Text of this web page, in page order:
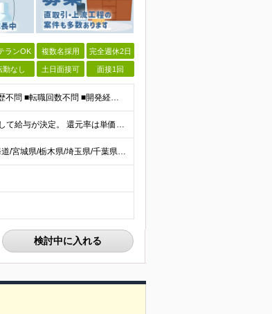
ランOK 複数名採用 完全週休2日
勤なし 土日面接可 面接1回
【20代～60代まで幅広い世代のエンジニアが活躍してます】 ■学歴不問 ■転職回数不問 ■開発経験（年数不問）をお持ちの方
当社では【単価連動型給与】を導入！ 参画案件の契約単価に連動して給与が決定。 還元率は単価の【70％～80％】と東証プライム上場グループとして高水準です！（社会保険料・教育コスト含む） ■関東：月給
【全国47都道府県】に大型プロジェクトあり！ 主要勤務地： 北海道/宮城県/栃木県/埼玉県/千葉県/東京都/神奈川県/愛知県/大阪府/京都府/兵庫県/広島県/福岡県/熊本県 ※勤務エリアは、あなたの
検討中に入れる